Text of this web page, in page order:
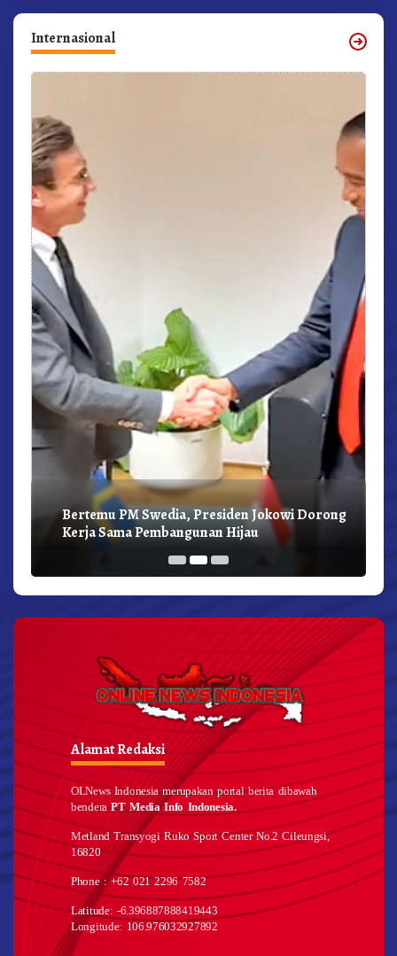
Internasional
Bertemu PM Swedia, Presiden Jokowi Dorong
Kerja Sama Pembangunan Hijau
Alamat Redaksi
OLNews Indonesia merupakan portal berita dibawah
benderaPT Media Info Indonesia.
Metland Transyogi Ruko Sport Center No.2 Cileungsi,
16820
Phone : +62 021 2296 7582
Latitude: -6.396887888419443
Longitude: 106.976032927892